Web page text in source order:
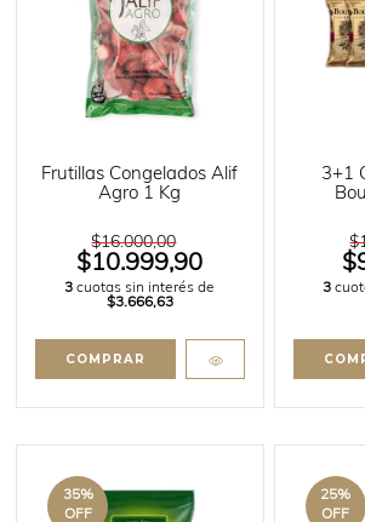
Frutillas Congelados Alif
Agro 1 Kg
$16.000,00
$10.999,90
3 cuotas sin interés de
$3.666,63
3+1
3
35%
OFF
25%
OFF